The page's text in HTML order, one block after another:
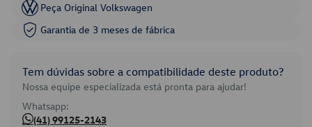
Peça Original Volkswagen
Garantia de 3 meses de fábrica
Tem dúvidas sobre a compatibilidade deste produto?
Nossa equipe especializada está pronta para ajudar!
Whatsapp:
(41) 99125-2143